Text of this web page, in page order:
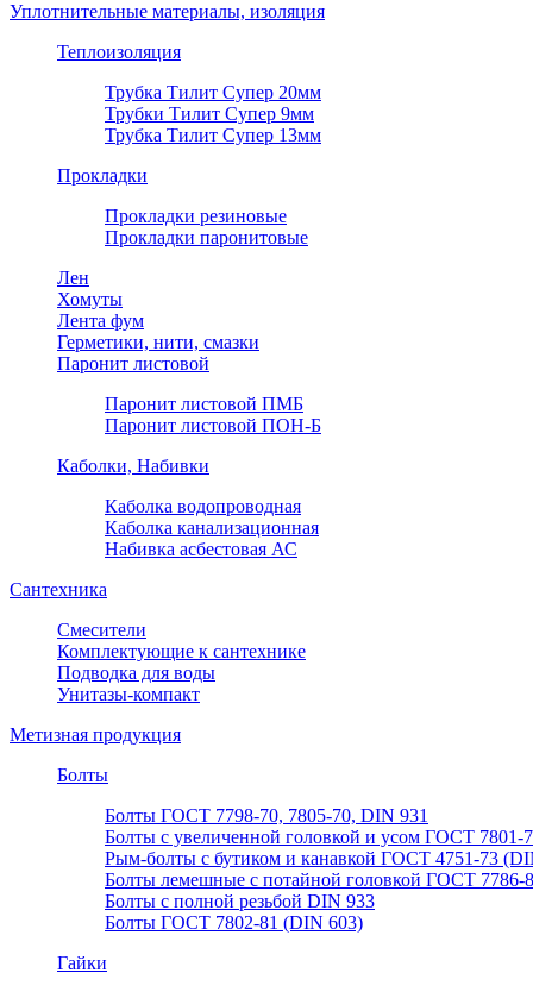
Уплотнительные материалы, изоляция
Теплоизоляция
Трубка Тилит Супер 20мм
Трубки Тилит Супер 9мм
Трубка Тилит Супер 13мм
Прокладки
Прокладки резиновые
Прокладки паронитовые
Лен
Хомуты
Лента фум
Герметики, нити, смазки
Паронит листовой
Паронит листовой ПМБ
Паронит листовой ПОН-Б
Каболки, Набивки
Каболка водопроводная
Каболка канализационная
Набивка асбестовая АС
Сантехника
Смесители
Комплектующие к сантехнике
Подводка для воды
Унитазы-компакт
Метизная продукция
Болты
Болты ГОСТ 7798-70, 7805-70, DIN 931
Болты с увеличенной головкой и усом ГОСТ 7801-
Рым-болты с бутиком и канавкой ГОСТ 4751-73
Болты лемешные с потайной головкой ГОСТ 7786-
Болты с полной резьбой DIN 933
Болты ГОСТ 7802-81 (DIN 603)
Гайки